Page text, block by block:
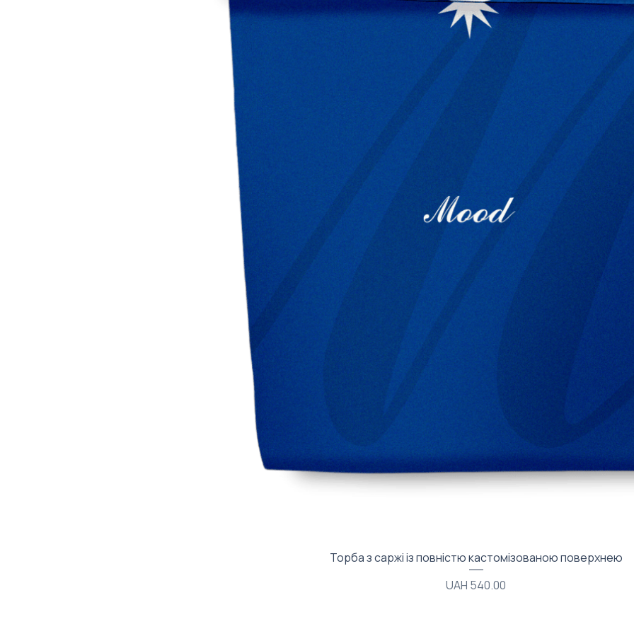
Quick View
Торба з саржі із повністю кастомізованою поверхнею
Price
UAH 540.00